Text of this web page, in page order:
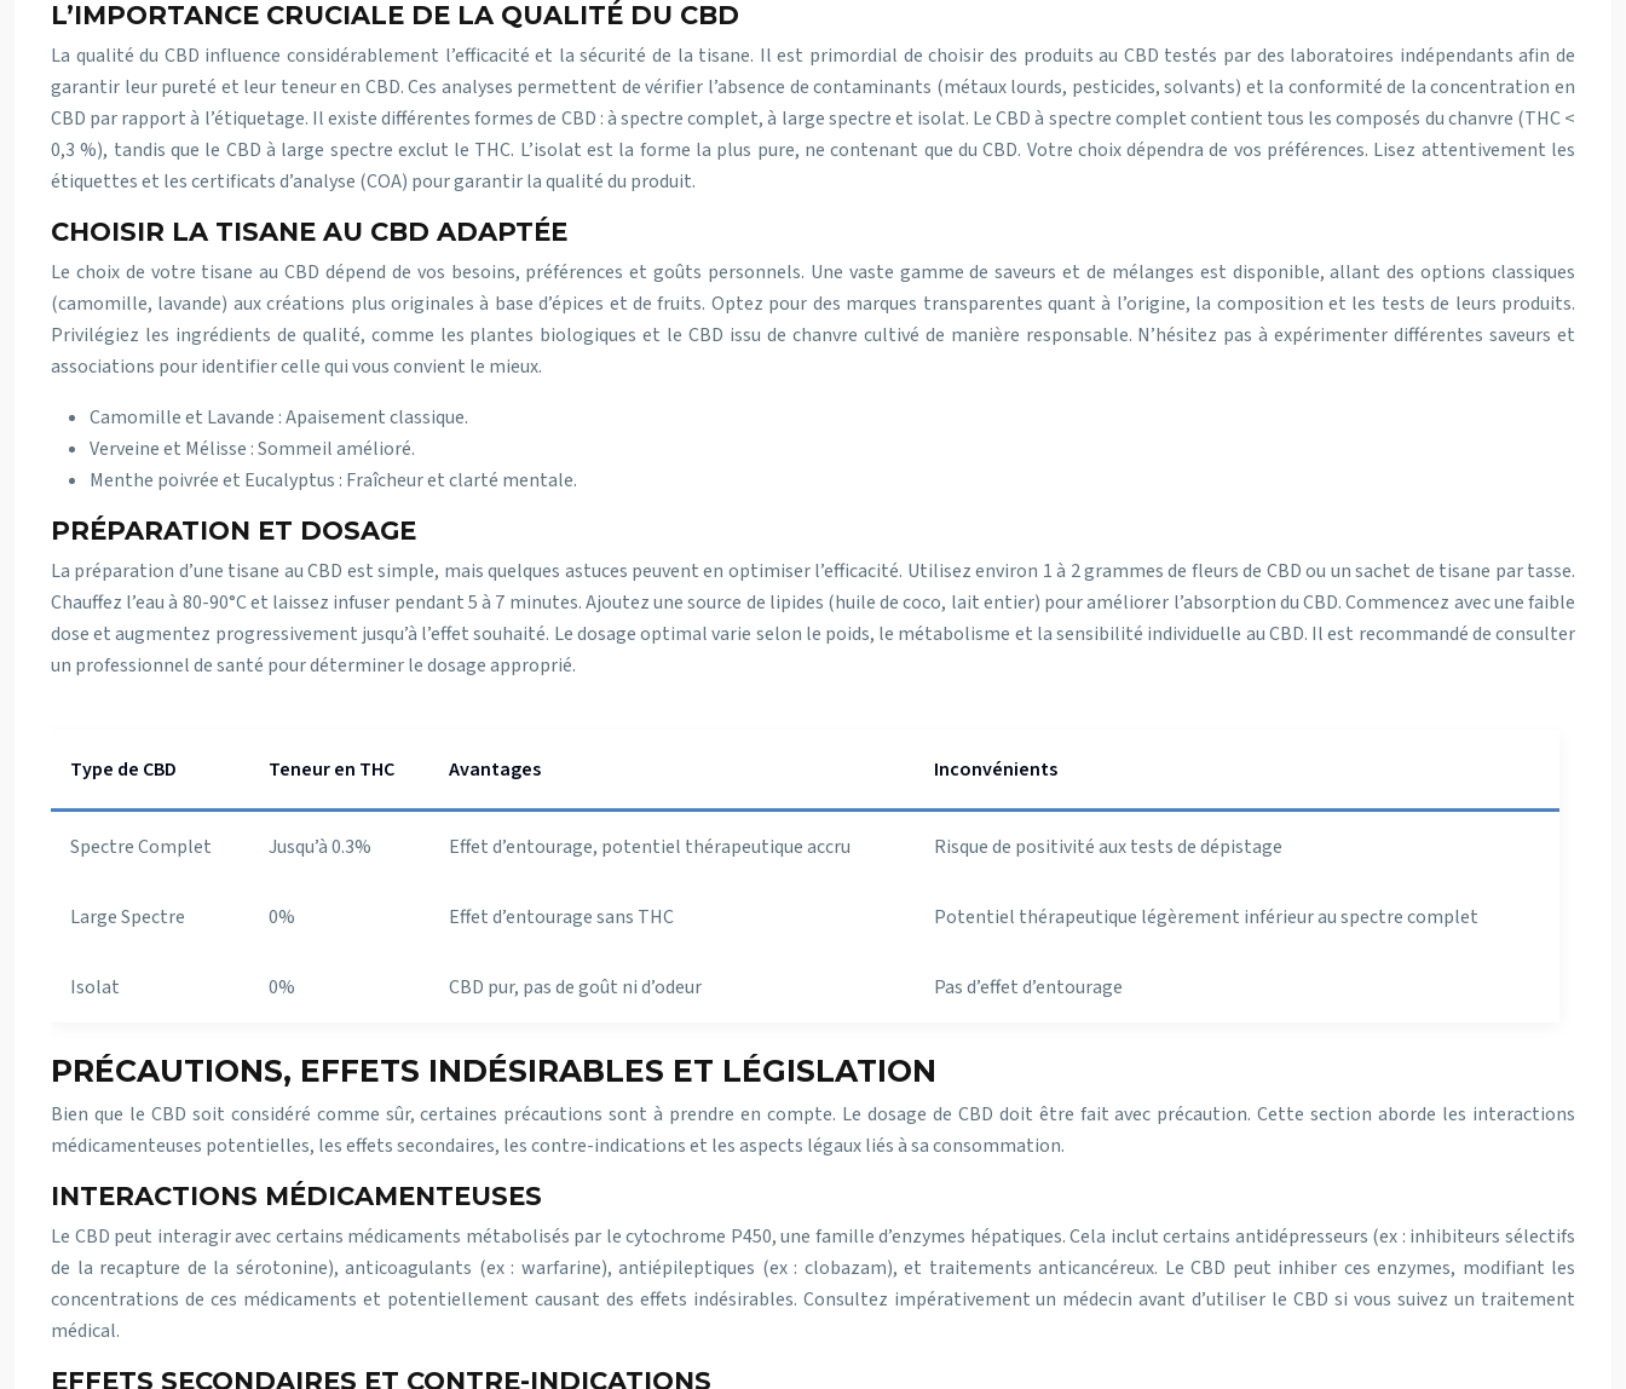
L’IMPORTANCE CRUCIALE DE LA QUALITÉ DU CBD
La qualité du CBD influence considérablement l’efficacité et la sécurité de la tisane. Il est primordial de choisir des produits au CBD testés par des laboratoires indépendants afin de
garantir leur pureté et leur teneur en CBD. Ces analyses permettent de vérifier l’absence de contaminants (métaux lourds, pesticides, solvants) et la conformité de la concentration en
CBD par rapport à l’étiquetage. Il existe différentes formes de CBD : à spectre complet, à large spectre et isolat. Le CBD à spectre complet contient tous les composés du chanvre (THC <
0,3 %), tandis que le CBD à large spectre exclut le THC. L’isolat est la forme la plus pure, ne contenant que du CBD. Votre choix dépendra de vos préférences. Lisez attentivement les
étiquettes et les certificats d’analyse (COA) pour garantir la qualité du produit.
CHOISIR LA TISANE AU CBD ADAPTÉE
Le choix de votre tisane au CBD dépend de vos besoins, préférences et goûts personnels. Une vaste gamme de saveurs et de mélanges est disponible, allant des options classiques
(camomille, lavande) aux créations plus originales à base d’épices et de fruits. Optez pour des marques transparentes quant à l’origine, la composition et les tests de leurs produits.
Privilégiez les ingrédients de qualité, comme les plantes biologiques et le CBD issu de chanvre cultivé de manière responsable. N’hésitez pas à expérimenter différentes saveurs et
associations pour identifier celle qui vous convient le mieux.
Camomille et Lavande : Apaisement classique.
Verveine et Mélisse : Sommeil amélioré.
Menthe poivrée et Eucalyptus : Fraîcheur et clarté mentale.
PRÉPARATION ET DOSAGE
La préparation d’une tisane au CBD est simple, mais quelques astuces peuvent en optimiser l’efficacité. Utilisez environ 1 à 2 grammes de fleurs de CBD ou un sachet de tisane par tasse.
Chauffez l’eau à 80-90°C et laissez infuser pendant 5 à 7 minutes. Ajoutez une source de lipides (huile de coco, lait entier) pour améliorer l’absorption du CBD. Commencez avec une faible
dose et augmentez progressivement jusqu’à l’effet souhaité. Le dosage optimal varie selon le poids, le métabolisme et la sensibilité individuelle au CBD. Il est recommandé de consulter
un professionnel de santé pour déterminer le dosage approprié.
Type de CBD Teneur en THC Avantages Inconvénients
Spectre Complet Jusqu’à 0.3% Effet d’entourage, potentiel thérapeutique accru Risque de positivité aux tests de dépistage
Large Spectre 0% Effet d’entourage sans THC Potentiel thérapeutique légèrement inférieur au spectre complet
Isolat 0% CBD pur, pas de goût ni d’odeur Pas d’effet d’entourage
PRÉCAUTIONS, EFFETS INDÉSIRABLES ET LÉGISLATION
Bien que le CBD soit considéré comme sûr, certaines précautions sont à prendre en compte. Le dosage de CBD doit être fait avec précaution. Cette section aborde les interactions
médicamenteuses potentielles, les effets secondaires, les contre-indications et les aspects légaux liés à sa consommation.
INTERACTIONS MÉDICAMENTEUSES
Le CBD peut interagir avec certains médicaments métabolisés par le cytochrome P450, une famille d’enzymes hépatiques. Cela inclut certains antidépresseurs (ex : inhibiteurs sélectifs
de la recapture de la sérotonine), anticoagulants (ex : warfarine), antiépileptiques (ex : clobazam), et traitements anticancéreux. Le CBD peut inhiber ces enzymes, modifiant les
concentrations de ces médicaments et potentiellement causant des effets indésirables. Consultez impérativement un médecin avant d’utiliser le CBD si vous suivez un traitement
médical.
EFFETS SECONDAIRES ET CONTRE-INDICATIONS